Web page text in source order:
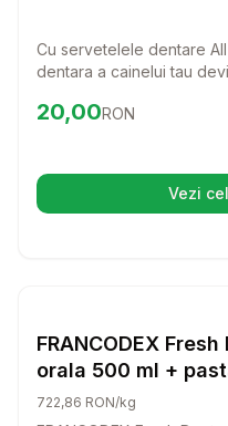
Cu servetelele dentare
dentara a cainelui tau
lasand o respiratie
Preț:20.00
20,00RON
Vezi
FRANCODEX
orala 500 ml +
GRATIS pentru
722,86 RON/kg